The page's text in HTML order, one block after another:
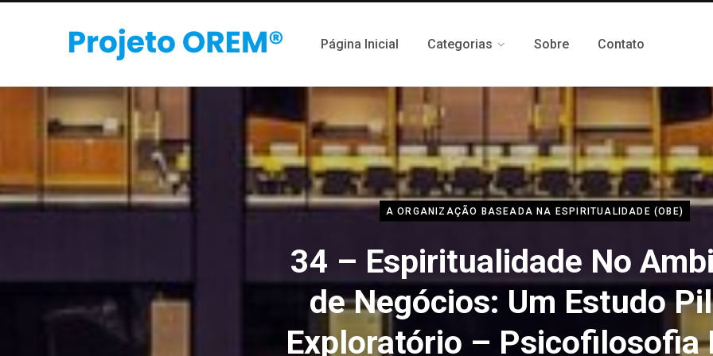
Página Inicial Categorias Sobre Contato
A ORGANIZAÇÃO BASEADA NA ESPIRITUALIDADE (OBE)
34 – Espiritualidade No
de Negócios: Um Estudo
Exploratório – Psicofilosofia